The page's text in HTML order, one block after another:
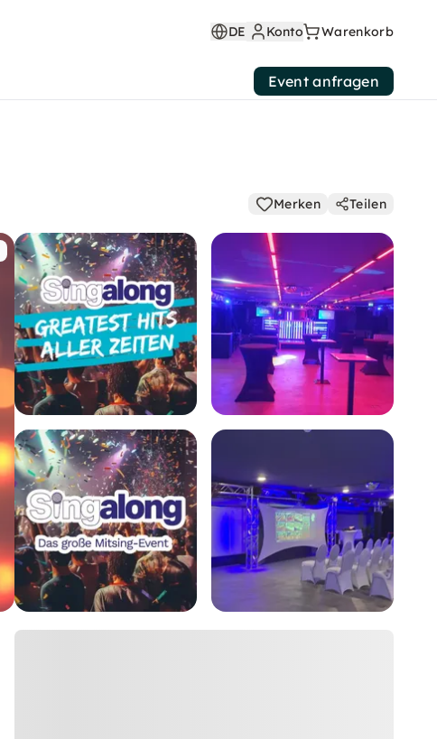
DE Konto Warenkorb
Event anfragen
Merken Teilen